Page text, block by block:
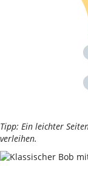
Tipp: Ein leichter
verleihen.